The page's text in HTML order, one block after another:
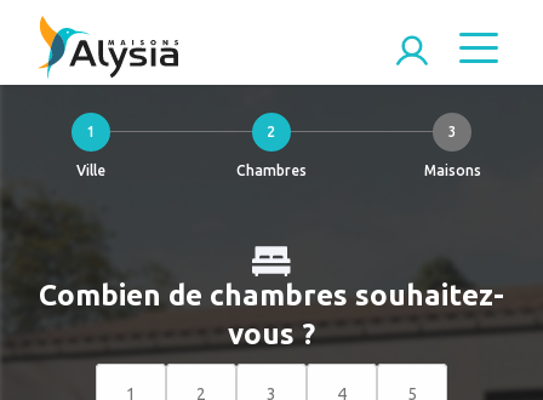
1
Ville
2
Chambres
3
Maisons
Combien de chambres souhaitez-
vous ?
1 2 3 4 5